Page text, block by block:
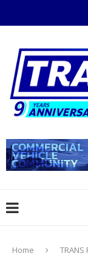
Home TRANS